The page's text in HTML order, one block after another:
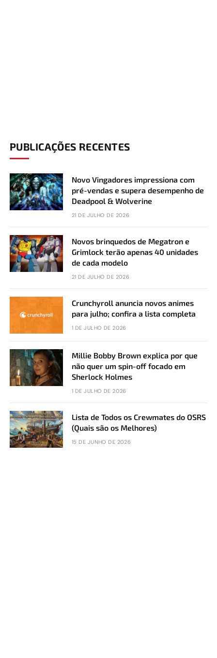
PUBLICAÇÕES RECENTES
Novo Vingadores impressiona com
pré-vendas e supera desempenho de
Deadpool & Wolverine
21 DE JULHO DE 2026
Novos brinquedos de Megatron e
Grimlock terão apenas 40 unidades
de cada modelo
21 DE JULHO DE 2026
Crunchyroll anuncia novos animes
para julho; confira a lista completa
1 DE JULHO DE 2026
Millie Bobby Brown explica por que
não quer um spin-off focado em
Sherlock Holmes
1 DE JULHO DE 2026
Lista de Todos os Crewmates do OSRS
(Quais são os Melhores)
15 DE JUNHO DE 2026